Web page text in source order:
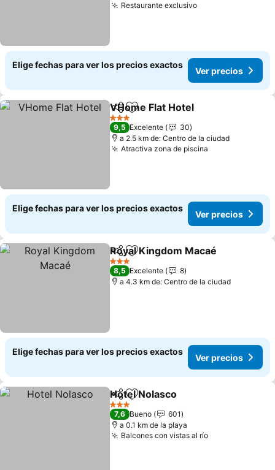
Restaurante exclusivoVer precios
Elige fechas para ver los precios exactos
Ver precios
CompartirAgregar a favoritos
VHome Flat Hotel
3 Estrellas
9,5 Excelente
30
a 2.5 km de: Centro de la ciudad
Atractiva zona de piscina
Elige fechas para ver los precios exactos
Ver precios
CompartirAgregar a favoritos
Royal Kingdom Macaé
3 Estrellas
8,5 Excelente
8
a 4.3 km de: Centro de la ciudad
Elige fechas para ver los precios exactos
Ver precios
CompartirAgregar a favoritos
Hotel Nolasco
3 Estrellas
7,6 Bueno
601
a 0.1 km de la playa
Balcones con vistas al ríoVer precios